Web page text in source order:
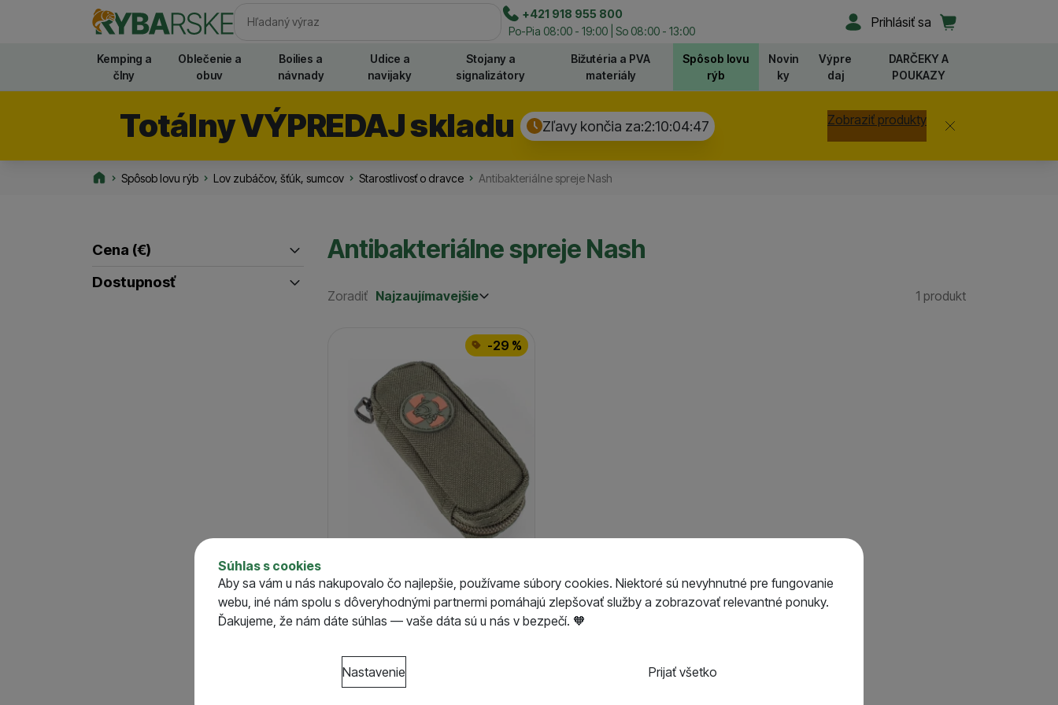
Súhlas s cookies
Aby sa vám u nás nakupovalo čo najlepšie, používame súbory cookies. Niektoré sú nevyhnutné pre fungovanie
webu, iné nám spolu s dôveryhodnými partnermi pomáhajú zlepšovať služby a zobrazovať relevantné ponuky.
Ďakujeme, že nám dáte súhlas — vaše dáta sú u nás v bezpečí. 🧡
bez týchto cookies náš web nebude fungovať
Nastavenie Prijať všetko
Vyhľadávanie
Hľadať
+421 918 955 800
Po-Pia 08:00 - 19:00 | So 08:00 - 13:00
Užívateľská sekcia
Prihlásiť sa Košík
Kemping a
člny
Oblečenie a
obuv
Boilies a
návnady
Udice a
navijaky
Stojany a
signalizátory
Bižutéria a PVA
materiály
Spôsob lovu
rýb
Novin
ky
Výpre
daj
DARČEKY A
POUKAZY
Totálny VÝPREDAJ skladu Zľavy končia za:2:10:04:47 Zobraziť produkty Zavrieť
Spôsob lovu rýb Lov zubáčov, šťúk, sumcov Starostlivosť o dravce Antibakteriálne spreje Nash
Antibakteriálne spreje Nash
Zoradiť
Najzaujímavejšie
Najzaujímavejšie Nájdených
1 produkt
Filtrovať produkty
Cena (€)
Dostupnosť
-29 %
Nash Dezinfekcia Carp Care
Medi Carp Kit
Skladom / Ihneď na
odoslanie
14,13€